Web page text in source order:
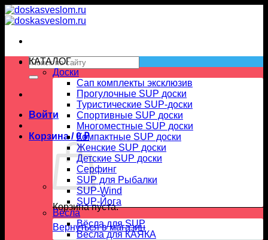
Skip
to
Искать:
Войти
Корзина /0₽
Корзина пуста.
Вернуться в магазин
КАТАЛОГ
Доски
Сап комплекты эксклюзив
Прогулочные SUP доски
Туристические SUP-доски
Спортивные SUP доски
Многоместные SUP доски
Компактные SUP доски
Женские SUP доски
Детские SUP доски
Серфинг
SUP для Рыбалки
SUP-Wind
SUP-Йога
Вёсла
Вёсла для SUP
Весла для КАЯКА